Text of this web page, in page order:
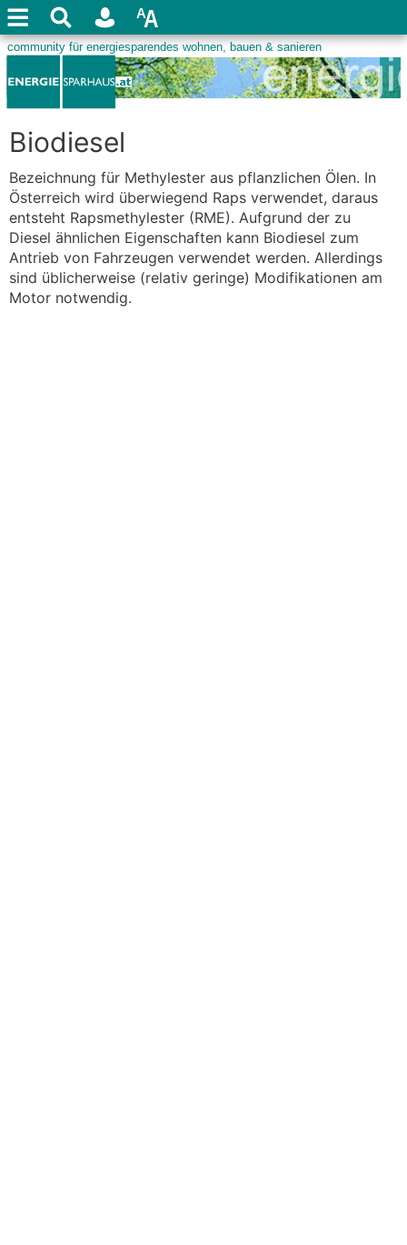
Biodiesel
Bezeichnung für Methylester aus pflanzlichen Ölen. In
Österreich wird überwiegend Raps verwendet, daraus
entsteht Rapsmethylester (RME). Aufgrund der zu
Diesel ähnlichen Eigenschaften kann Biodiesel zum
Antrieb von Fahrzeugen verwendet werden. Allerdings
sind üblicherweise (relativ geringe) Modifikationen am
Motor notwendig.